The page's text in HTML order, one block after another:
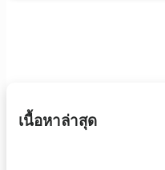
เนื้อหาล่าสุด